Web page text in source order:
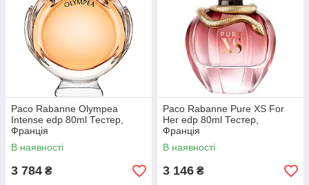
Paco Rabanne Olympea
Intense edp 80ml Тестер,
Франція
В наявності
3 784 ₴
Paco Rabanne Pure XS For
Her edp 80ml Тестер,
Франція
В наявності
3 146 ₴